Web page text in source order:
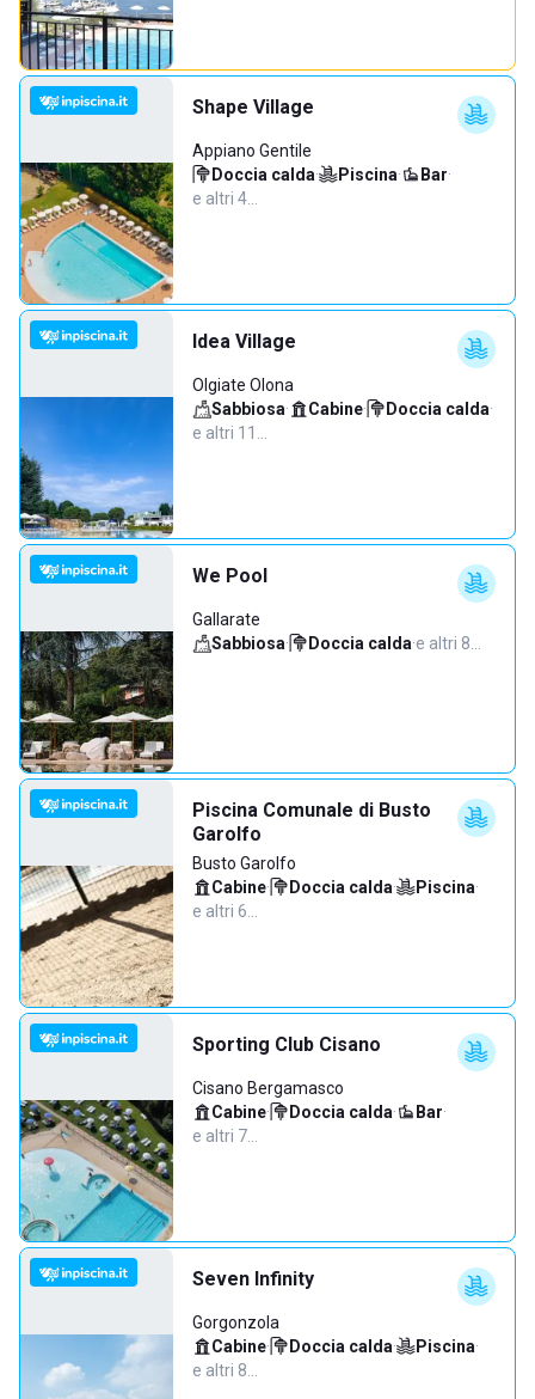
Shape Village
Appiano Gentile
Doccia calda· Piscina· Bar·
e altri 4…
Idea Village
Olgiate Olona
Sabbiosa· Cabine· Doccia calda·
e altri 11…
We Pool
Gallarate
Sabbiosa· Doccia calda·e altri 8…
Piscina Comunale di Busto
Garolfo
Busto Garolfo
Cabine· Doccia calda· Piscina·
e altri 6…
Sporting Club Cisano
Cisano Bergamasco
Cabine· Doccia calda· Bar·
e altri 7…
Seven Infinity
Gorgonzola
Cabine· Doccia calda· Piscina·
e altri 8…